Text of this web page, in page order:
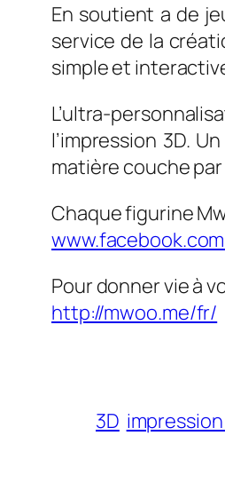
En soutient a de
service de la
simple et
L’ultra-
l’impression 3D.
matière couche
Chaque figurine
Pour donner vie à
http://mwoo.me/fr/
3D impression